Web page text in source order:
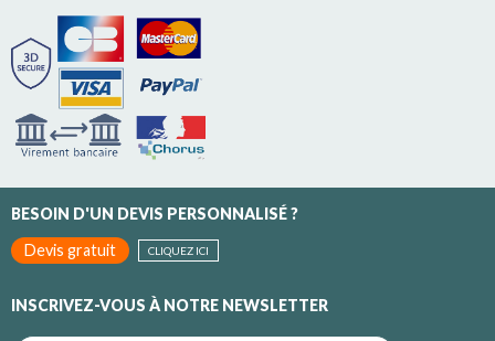
BESOIN D'UN DEVIS PERSONNALISÉ ?
Devis gratuit
CLIQUEZ ICI
INSCRIVEZ-VOUS À NOTRE NEWSLETTER